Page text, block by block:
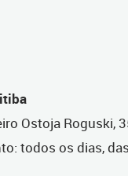
Ostoja Roguski,
todos os dias,